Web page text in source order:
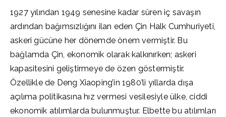
1927 yılından 1949 senesine kadar süren iç savaşın
ardından bağımsızlığını ilan eden Çin Halk Cumhuriyeti,
askeri gücüne her dönemde önem vermiştir. Bu
bağlamda Çin, ekonomik olarak kalkınırken; askeri
kapasitesini geliştirmeye de özen göstermiştir.
Özellikle de Deng Xiaoping’in 1980’li yıllarda dışa
açılıma politikasına hız vermesi vesilesiyle ülke, ciddi
ekonomik atılımlarda bulunmuştur. Elbette bu atılımları